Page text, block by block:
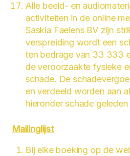
Alle beeld- en
activiteiten in de online
Saskia Faelens BV zijn
verspreiding wordt een
ten bedrage van 33 333
de veroorzaakte fysieke
schade. De
en verdeeld worden aan
hieronder schade geleden
Mailinglijst
Bij elke boeking op de